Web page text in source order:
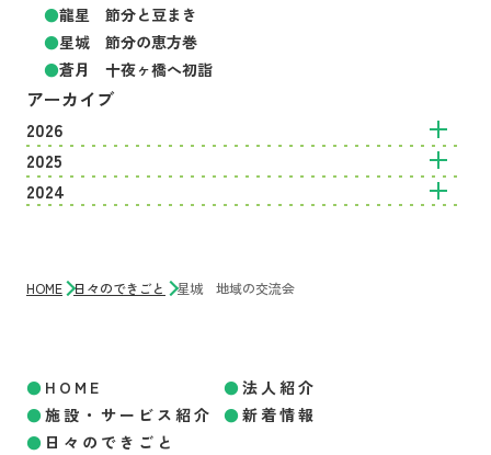
龍星 節分と豆まき
星城 節分の恵方巻
蒼月 十夜ヶ橋へ初詣
アーカイブ
2026
2025
2024
HOME 日々のできごと 星城 地域の交流会
HOME
法人紹介
施設・サービス紹介
新着情報
日々のできごと